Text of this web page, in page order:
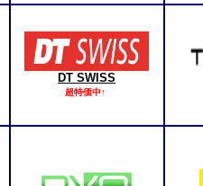
DT SWISS
超特価中↑